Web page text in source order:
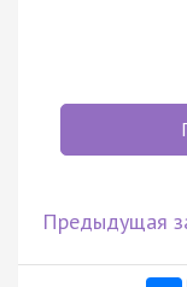
Предыдущая